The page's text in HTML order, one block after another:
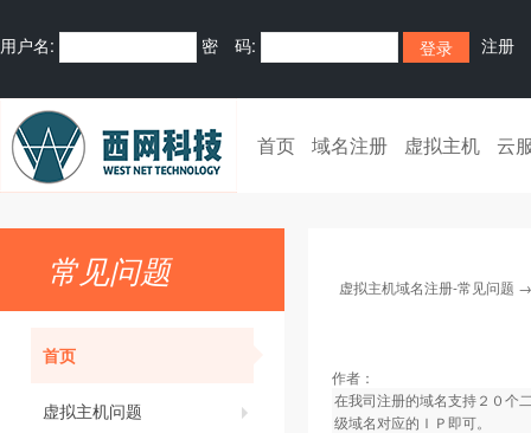
用户名: 密 码: 注册
首页 域名注册 虚拟主机 云
常见问题
首页
虚拟主机问题
虚拟主机域名注册-常见问题
作者：
在我司注册的域名支持２０个
级域名对应的ＩＰ即可。